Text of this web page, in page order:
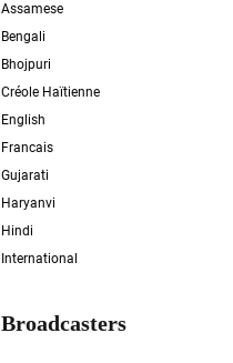
Assamese
Bengali
Bhojpuri
Créole Haïtienne
English
Francais
Gujarati
Haryanvi
Hindi
International
Broadcasters